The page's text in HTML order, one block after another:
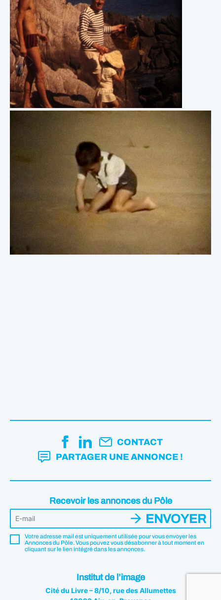
CONTACT
PARTAGER UNE ANNONCE !
Recevoir les annonces du Pôle
Votre adresse mail est uniquement utilisée pour vous envoyer les
Annonces du Pôle. Vous pouvez vous désabonner à tout moment en
cliquant sur le lien intégré dans les annonces.
ENVOYER
Institut de l’image
Cité du Livre – 8/10, rue des Allumettes